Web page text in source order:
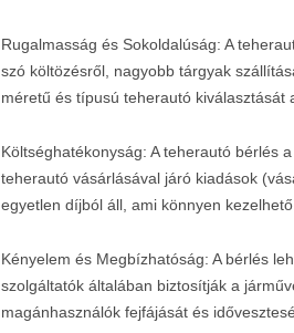
Rugalmasság és Sokoldalúság: A
szó költözésről, nagyobb tárgyak
méretű és típusú teherautó kiválasztását
Költséghatékonyság: A teherautó bérlés
teherautó vásárlásával járó kiadások
egyetlen díjból áll, ami könnyen
Kényelem és Megbízhatóság: A bérlés
szolgáltatók általában biztosítják a
magánhasználók fejfájását és